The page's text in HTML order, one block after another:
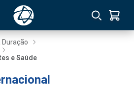
Duração
e Saúde